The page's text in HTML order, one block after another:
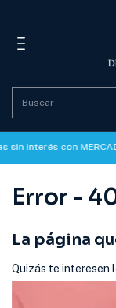
con MERCADO
Error -
La página
Quizás te interesen